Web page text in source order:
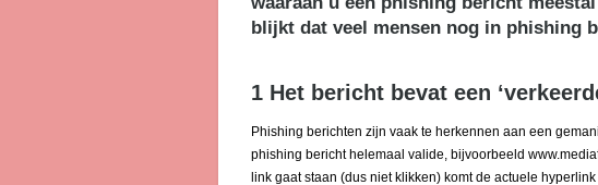
blijkt dat veel mensen nog in phishing
1 Het bericht bevat een
Phishing berichten zijn vaak te herkennen aan een
phishing bericht helemaal valide, bijvoorbeeld
link gaat staan (dus niet klikken) komt de actuele